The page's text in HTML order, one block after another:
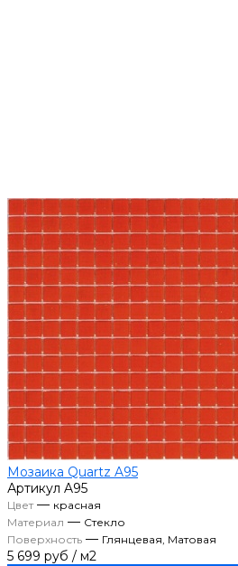
Мозаика Quartz A95
Артикул A95
Цвет— красная
Материал — Стекло
Поверхность — Глянцевая, Матовая
5 699 руб / м2